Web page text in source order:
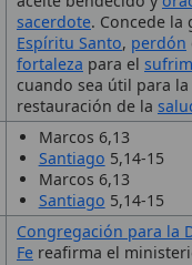
Marcos 6,13
Santiago5,14-15
Marcos 6,13
Santiago5,14-15
Congregación para la
Fereafirma el ministerio
sacerdote.
Desarrollado y definido en
concilios de Florencia,
VaticanoII, que ampliaron
aplicación más allá del
muerte.